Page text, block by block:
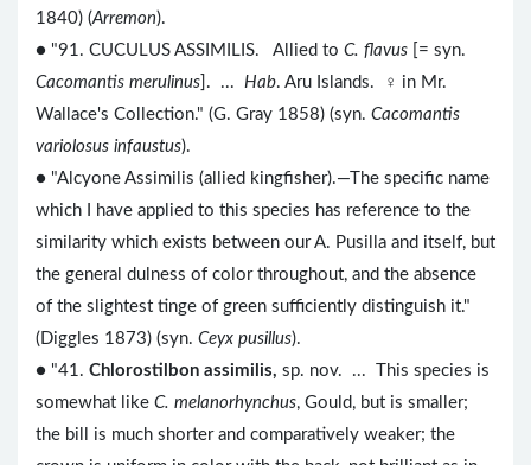
1840) (Arremon).
● "91. CUCULUS ASSIMILIS. Allied to C. flavus
[= syn.
Cacomantis merulinus ]. ... Hab. Aru Islands. ♀ in Mr.
Wallace's Collection." (G. Gray 1858) (syn. Cacomantis
variolosus infaustus).
● "Alcyone Assimilis (allied kingfisher).—The specific name
which I have applied to this species has reference to the
similarity which exists between our A. Pusilla and itself, but
the general dulness of color throughout, and the absence
of the slightest tinge of green sufficiently distinguish it."
(Diggles 1873) (syn. Ceyx pusillus).
● "41. Chlorostilbon assimilis, sp. nov. ... This species is
somewhat like C. melanorhynchus, Gould, but is smaller;
the bill is much shorter and comparatively weaker; the